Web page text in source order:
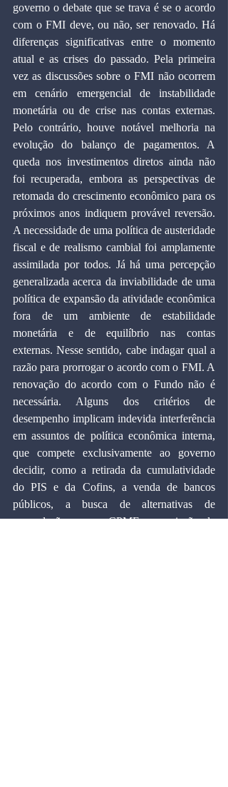
governo o debate que se trava é se o acordo
com o FMI deve, ou não, ser renovado. Há
diferenças significativas entre o momento
atual e as crises do passado. Pela primeira
vez as discussões sobre o FMI não ocorrem
em cenário emergencial de instabilidade
monetária ou de crise nas contas externas.
Pelo contrário, houve notável melhoria na
evolução do balanço de pagamentos. A
queda nos investimentos diretos ainda não
foi recuperada, embora as perspectivas de
retomada do crescimento econômico para os
próximos anos indiquem provável reversão.
A necessidade de uma política de austeridade
fiscal e de realismo cambial foi amplamente
assimilada por todos. Já há uma percepção
generalizada acerca da inviabilidade de uma
política de expansão da atividade econômica
fora de um ambiente de estabilidade
monetária e de equilíbrio nas contas
externas. Nesse sentido, cabe indagar qual a
razão para prorrogar o acordo com o FMI. A
renovação do acordo com o Fundo não é
necessária. Alguns dos critérios de
desempenho implicam indevida interferência
em assuntos de política econômica interna,
que compete exclusivamente ao governo
decidir, como a retirada da cumulatividade
do PIS e da Cofins, a venda de bancos
públicos, a busca de alternativas de
arrecadação para a CPMF e a criação de